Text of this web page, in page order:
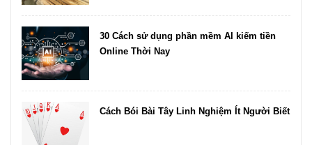
30 Cách sử dụng phần mềm AI kiếm tiền
Online Thời Nay
Cách Bói Bài Tây Linh Nghiệm Ít Người Biết